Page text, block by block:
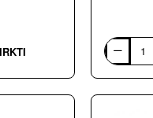
Žemo
profilio
domkratas
su